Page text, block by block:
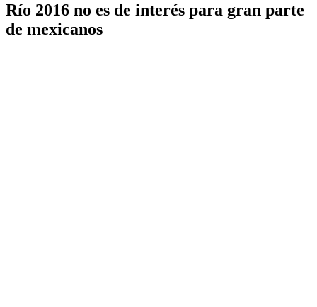
Río 2016 no es de interés para gran parte
de mexicanos